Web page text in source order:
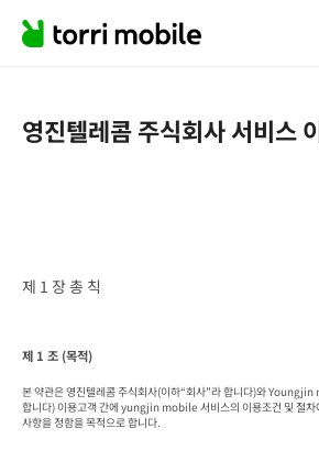
영진텔레콤 주식회사 서비스
제 1 장 총 칙
제 1 조 (목적)
본 약관은 영진텔레콤 주식회사(이하“회사”라 합니다)와
합니다) 이용고객 간에 yungjin mobile 서비스의 이용조건 및 절차
사항을 정함을 목적으로 합니다.